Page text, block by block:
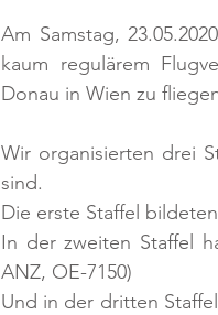
Am Samstag,
kaum regulärem
Donau in Wien zu
Wir organisierten drei
sind.
Die erste Staffel
In der zweiten Staffel
ANZ, OE-7150)
Und in der dritten